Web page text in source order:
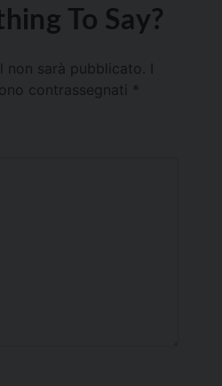
To Say?
non sarà pubblicato.
contrassegnati *